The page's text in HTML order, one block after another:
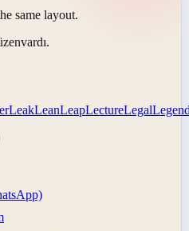
same layout.
vardı.
LeakLeanLeapLectureLegal